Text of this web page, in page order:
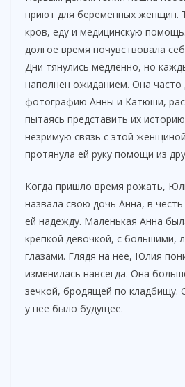
V
i
d
o
приют для беременных женщин.
кров, еду и медицинскую
долгое время почувствовала
Дни тянулись медленно, но
наполнен ожиданием. Она часто
фотографию Анны и Катюши,
пытаясь представить их
незримую связь с этой
протянула ей руку помощи из
Когда пришло время рожать,
назвала свою дочь Анна, в
ей надежду. Маленькая Анна
крепкой девочкой, с большими,
глазами. Глядя на нее, Юлия
изменилась навсегда. Она
зечкой, бродящей по кладбищу.
у нее было будущее.